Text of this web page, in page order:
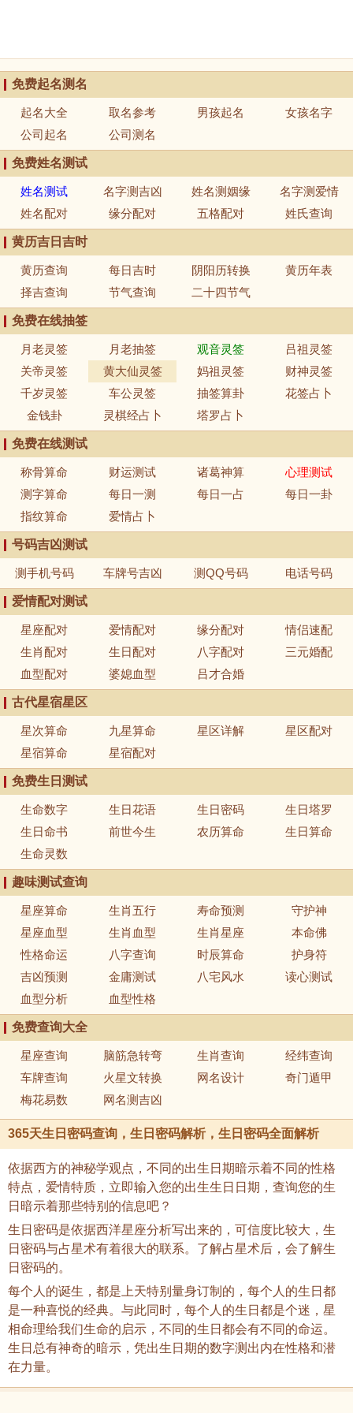
免费起名测名
起名大全 取名参考 男孩起名
女孩名字
公司起名
公司测名
免费姓名测试
姓名测试 名字测吉凶 姓名测姻缘
名字测爱情
姓名配对
缘分配对 五格配对 姓氏查询
黄历吉日吉时
黄历查询 每日吉时 阴阳历转换
黄历年表
择吉查询
节气查询 二十四节气
免费在线抽签
月老灵签 月老抽签 观音灵签
吕祖灵签
关帝灵签
黄大仙灵签 妈祖灵签
财神灵签
千岁灵签
车公灵签 抽签算卦
花签占卜
金钱卦
灵棋经占卜 塔罗占卜
免费在线测试
称骨算命 财运测试 诸葛神算
心理测试
测字算命
每日一测 每日一占
每日一卦
指纹算命
爱情占卜
号码吉凶测试
测手机号码 车牌号吉凶 测QQ号码 电话号码
爱情配对测试
星座配对 爱情配对 缘分配对
情侣速配
生肖配对
生日配对 八字配对
三元婚配
血型配对
婆媳血型 吕才合婚
古代星宿星区
星次算命 九星算命 星区详解
星区配对
星宿算命
星宿配对
免费生日测试
生命数字 生日花语 生日密码
生日塔罗
生日命书
前世今生 农历算命
生日算命
生命灵数
趣味测试查询
星座算命 生肖五行 寿命预测
守护神
星座血型
生肖血型 生肖星座
本命佛
性格命运
八字查询 时辰算命
护身符
吉凶预测
金庸测试 八宅风水
读心测试
血型分析
血型性格
免费查询大全
星座查询 脑筋急转弯 生肖查询
经纬查询
车牌查询
火星文转换 网名设计
奇门遁甲
梅花易数
网名测吉凶
365天生日密码查询，生日密码解析，生日密码全面解析
依据西方的神秘学观点，不同的出生日期暗示着不同的性格
特点，爱情特质，立即输入您的出生生日日期，查询您的生
日暗示着那些特别的信息吧？
生日密码是依据西洋星座分析写出来的，可信度比较大，生
日密码与占星术有着很大的联系。了解占星术后，会了解生
日密码的。
每个人的诞生，都是上天特别量身订制的，每个人的生日都
是一种喜悦的经典。与此同时，每个人的生日都是个迷，星
相命理给我们生命的启示，不同的生日都会有不同的命运。
生日总有神奇的暗示，凭出生日期的数字测出内在性格和潜
在力量。